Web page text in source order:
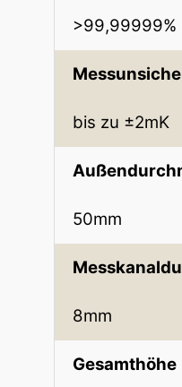
>99,99999%
bis zu ±2mK
50mm
8mm
Gesamthöhe